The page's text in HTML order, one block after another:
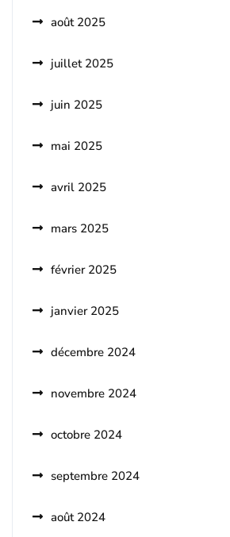
août 2025
juillet 2025
juin 2025
mai 2025
avril 2025
mars 2025
février 2025
janvier 2025
décembre 2024
novembre 2024
octobre 2024
septembre 2024
août 2024